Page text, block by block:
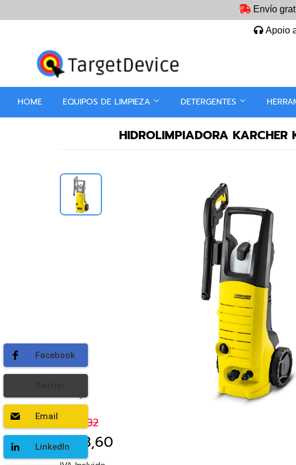
Envío
Apoio
Facebook
Email
LinkedIn
HOME EQUIPOS DE LIMPIEZA DETERGENTES
HIDROLIMPIADORA KARCHER
€190,32
€158,60